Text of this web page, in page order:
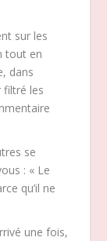
sur les
tout en
dans
filtré les
se
: « Le
qu’il ne
une fois,